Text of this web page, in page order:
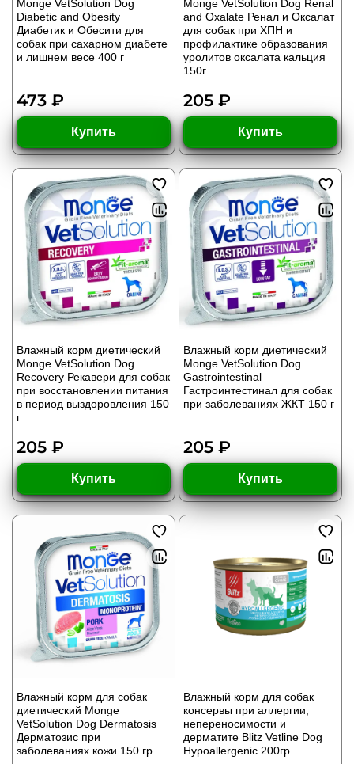
Monge VetSolution Dog
Diabetic and Obesity
Диабетик и Обесити для
собак при сахарном диабете
и лишнем весе 400 г
473 ₽
Купить
Monge VetSolution Dog Renal
and Oxalate Ренал и Оксалат
для собак при ХПН и
профилактике образования
уролитов оксалата кальция
150г
205 ₽
Купить
Влажный корм диетический
Monge VetSolution Dog
Recovery Рекавери для собак
при восстановлении питания
в период выздоровления 150
г
205 ₽
Купить
Влажный корм диетический
Monge VetSolution Dog
Gastrointestinal
Гастроинтестинал для собак
при заболеваниях ЖКТ 150 г
205 ₽
Купить
Влажный корм для собак
диетический Monge
VetSolution Dog Dermatosis
Дерматозис при
заболеваниях кожи 150 гр
Влажный корм для собак
консервы при аллергии,
непереносимости и
дерматите Blitz Vetline Dog
Hypoallergenic 200гр